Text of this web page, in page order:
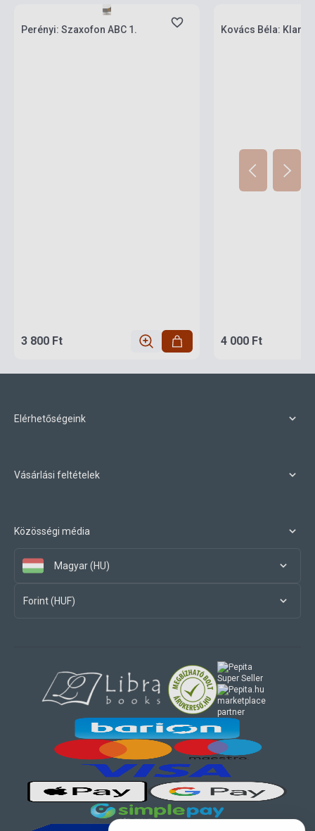
Perényi: Szaxofon ABC 1.
3 800 Ft
Kovács Béla:
4 000 Ft
Elérhetőségeink
Vásárlási feltételek
Közösségi média
Magyar (HU)
Forint (HUF)
marketplace
partner